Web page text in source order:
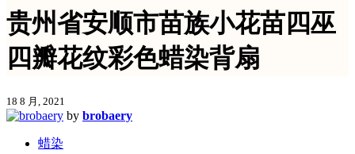
贵州省安顺市苗族小花苗四巫
四瓣花纹彩色蜡染背扇
18 8 月, 2021
by brobaery
蜡染